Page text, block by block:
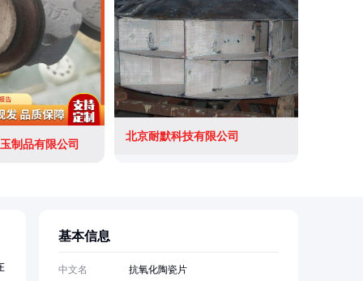
制品有限公司
北京耐默科技有限公司
基本信息
中文名
抗氧化陶瓷片